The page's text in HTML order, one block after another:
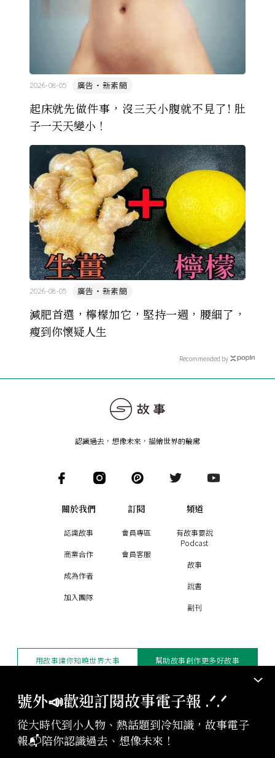
起床就先做件事，沒三天小腹就不見了! 肚
子一天天變小！
廣告・新素簡
2026-08-05
減肥首選，檸檬加它，堅持一週，腰細了，
瘦到你懷疑人生
廣告・新素簡
2026-08-05
Recommended by
號外📣歡迎訂閱故事電子報 .ᐟ‪‪.ᐟ
從大時代到小人物、熱話題到冷知識，故事電子
報📬陪你認識過去、想像未來！
認識過去，想像未來 ， 描繪世界的輪廓
關於我們
認識故事
商業合作
成為作者
加入團隊
訂閱
會員專區
會員客服
頻道
有故事要說
Podcast
故事
說書
副刊
版權聲明與轉載規範
授權與合作：contact@storystudio.tw
用故事讓你知曉世界大事 幫助故事創作更多好故事